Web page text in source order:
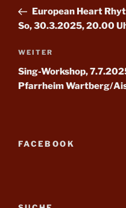
BeitragEuropean Heart
So, 30.3.2025, 20.00
Nächster
Beitrag
WEITER
Sing-Workshop,
Pfarrheim Wartberg/
FACEBOOK